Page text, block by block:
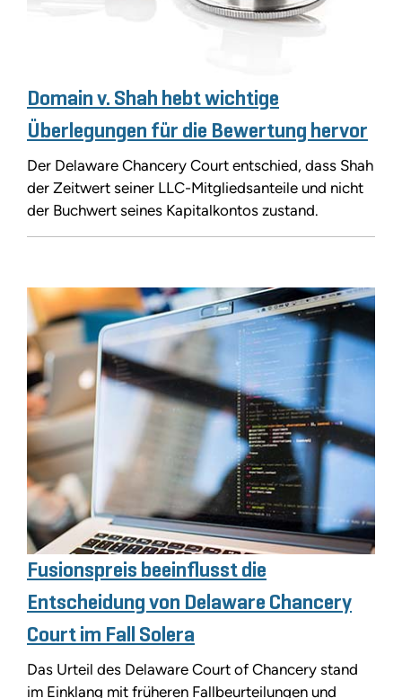
Domain v. Shah hebt wichtige
Überlegungen für die Bewertung hervor
Der Delaware Chancery Court entschied, dass Shah
der Zeitwert seiner LLC-Mitgliedsanteile und nicht
der Buchwert seines Kapitalkontos zustand.
Fusionspreis beeinflusst die
Entscheidung von Delaware Chancery
Court im Fall Solera
Das Urteil des Delaware Court of Chancery stand
im Einklang mit früheren Fallbeurteilungen und